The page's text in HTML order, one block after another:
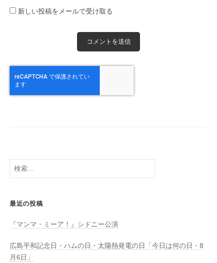
新しい投稿をメールで受け取る
検
最近の投稿
『マンマ・ミーア！』シドニー公演
広島平和記念日・ハムの日・太陽熱発電の日「今日は何の日・8
月6日」